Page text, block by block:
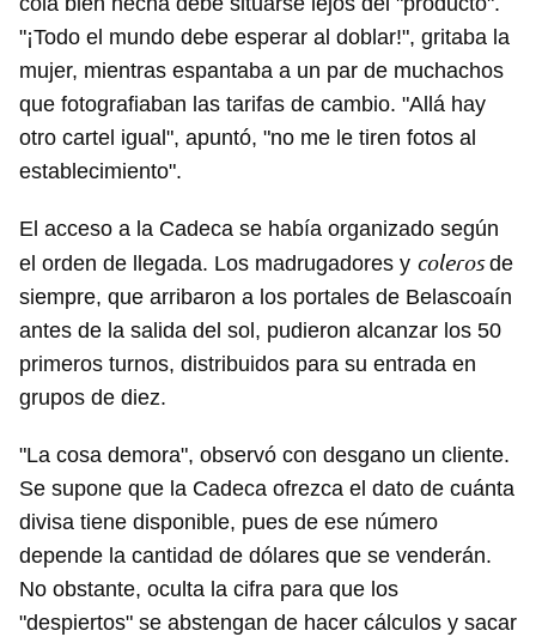
"¡Todo el mundo debe esperar al doblar!", gritaba la
mujer, mientras espantaba a un par de muchachos
que fotografiaban las tarifas de cambio. "Allá hay
otro cartel igual", apuntó, "no me le tiren fotos al
establecimiento".
El acceso a la Cadeca se había organizado según
el orden de llegada. Los madrugadores y colerosde
siempre, que arribaron a los portales de Belascoaín
antes de la salida del sol, pudieron alcanzar los 50
primeros turnos, distribuidos para su entrada en
grupos de diez.
"La cosa demora", observó con desgano un cliente.
Se supone que la Cadeca ofrezca el dato de cuánta
divisa tiene disponible, pues de ese número
depende la cantidad de dólares que se venderán.
No obstante, oculta la cifra para que los
"despiertos" se abstengan de hacer cálculos y sacar